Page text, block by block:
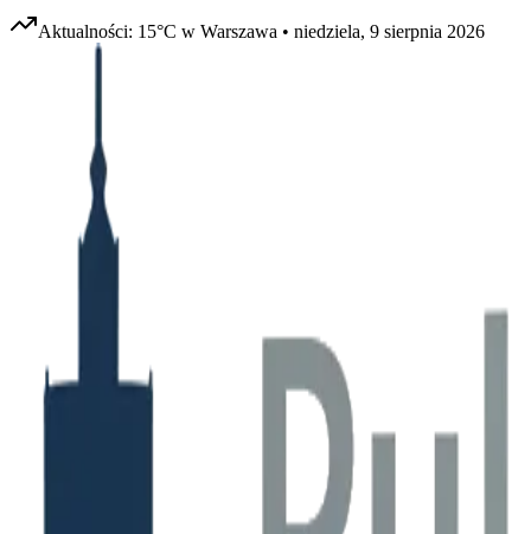
Aktualności: 15°C w Warszawa • niedziela, 9 sierpnia 2026